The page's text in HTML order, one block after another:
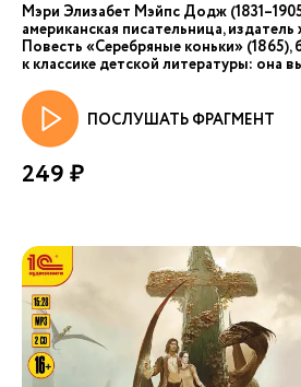
Мэри Элизабет Мэйпс Додж
американская писательница,
Повесть «Серебряные коньки» (1865),
к классике детской литературы: она
ПОСЛУШАТЬ ФРАГМЕНТ
249 ₽